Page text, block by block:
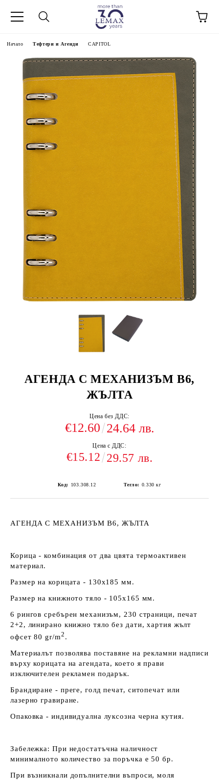
Начало Тефтери и Агенди CAPITOL
АГЕНДА С МЕХАНИЗЪМ В6,
ЖЪЛТА
Цена без ДДС:
€12.60 24.64 лв.
Цена с ДДС:
€15.12 29.57 лв.
Код: 103.308.12 Тегло: 0.330 кг
АГЕНДА С МЕХАНИЗЪМ В6, ЖЪЛТА
Корица - комбинация от два цвята термоактивен
материал.
Размер на корицата - 130х185 мм.
Размер на книжното тяло - 105х165 мм.
6 рингов сребърен механизъм, 230 страници, печат
2+2, линирано книжно тяло без дати, хартия жълт
офсет 80 gr/m2 .
Материалът позволява поставяне на рекламни надписи
върху корицата на агендата, което я прави
изключителен рекламен подарък.
Брандиране - преге, голд печат, ситопечат или
лазерно гравиране.
Опаковка - индивидуална луксозна черна кутия.
Забележка: При недостатъчна наличност
минималното количество за поръчка е 50 бр.
При възникнали допълнителни въпроси, моля